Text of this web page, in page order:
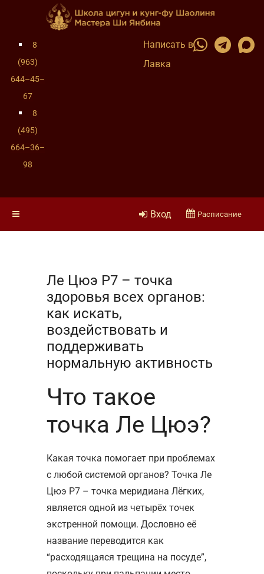
8
(963)
644–45–
67
8
(495)
664–36–
98
Написать в
Лавка
Вход Расписание
Ле Цюэ Р7 – точка
здоровья всех органов:
как искать,
воздействовать и
поддерживать
нормальную активность
Что такое
точка Ле Цюэ?
Какая точка помогает при проблемах
с любой системой органов? Точка Ле
Цюэ Р7 – точка меридиана Лёгких,
является одной из четырёх точек
экстренной помощи. Дословно её
название переводится как
“расходящаяся трещина на посуде”,